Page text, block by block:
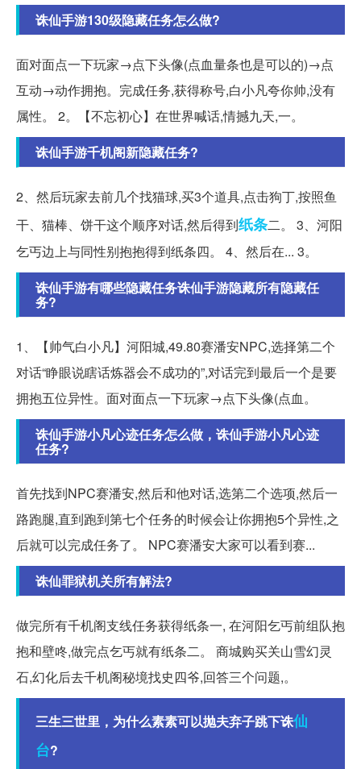
诛仙手游130级隐藏任务怎么做?
面对面点一下玩家→点下头像(点血量条也是可以的)→点
互动→动作拥抱。完成任务,获得称号,白小凡夸你帅,没有
属性。 2。【不忘初心】在世界喊话,情撼九天,一。
诛仙手游千机阁新隐藏任务?
2、然后玩家去前几个找猫球,买3个道具,点击狗丁,按照鱼
干、猫棒、饼干这个顺序对话,然后得到纸条二。 3、河阳
乞丐边上与同性别抱抱得到纸条四。 4、然后在... 3。
诛仙手游有哪些隐藏任务诛仙手游隐藏所有隐藏任
务?
1、【帅气白小凡】河阳城,49.80赛潘安NPC,选择第二个
对话“睁眼说瞎话炼器会不成功的”,对话完到最后一个是要
拥抱五位异性。面对面点一下玩家→点下头像(点血。
诛仙手游小凡心迹任务怎么做，诛仙手游小凡心迹
任务?
首先找到NPC赛潘安,然后和他对话,选第二个选项,然后一
路跑腿,直到跑到第七个任务的时候会让你拥抱5个异性,之
后就可以完成任务了。 NPC赛潘安大家可以看到赛...
诛仙罪狱机关所有解法?
做完所有千机阁支线任务获得纸条一, 在河阳乞丐前组队抱
抱和壁咚,做完点乞丐就有纸条二。 商城购买关山雪幻灵
石,幻化后去千机阁秘境找史四爷,回答三个问题,。
三生三世里，为什么素素可以抛夫弃子跳下诛仙
台?